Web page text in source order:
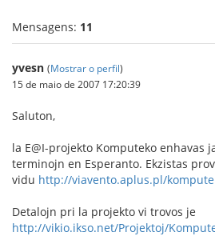
Mensagens: 11
yvesn (Mostrar o perfil)
15 de maio de 2007 17:20:39
Saluton,
la E@I-projekto Komputeko enhavas
terminojn en Esperanto. Ekzistas
vidu http://viavento.aplus.pl/
Detalojn pri la projekto vi trovos je
http://vikio.ikso.net/Projektoj/